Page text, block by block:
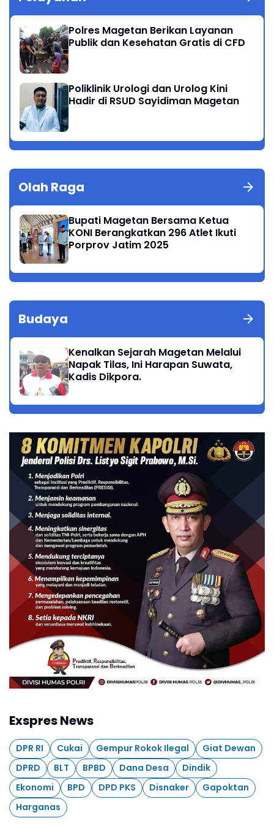
Polres Magetan Berikan Layanan
Publik dan Kesehatan Gratis di CFD
Poliklinik Urologi dan Urolog Kini
Hadir di RSUD Sayidiman Magetan
Olah Raga
Bupati Magetan Bersama Ketua
KONI Berangkatkan 296 Atlet Ikuti
Porprov Jatim 2025
Budaya
Kenalkan Sejarah Magetan Melalui
Napak Tilas, Ini Harapan Suwata,
Kadis Dikpora.
Exspres News
DPR RI Cukai Gempur Rokok Ilegal
Giat Dewan
DPRD
BLT BPBD Dana Desa
Dindik
Ekonomi
BPD DPD PKS Disnaker
Gapoktan
Harganas